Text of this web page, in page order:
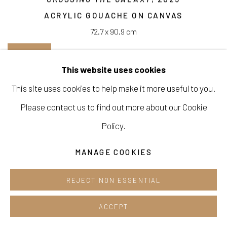
ACRYLIC GOUACHE ON CANVAS
72.7 x 90.9 cm
This website uses cookies
This site uses cookies to help make it more useful to you.
Please contact us to find out more about our Cookie
Policy.
MANAGE COOKIES
REJECT NON ESSENTIAL
ACCEPT